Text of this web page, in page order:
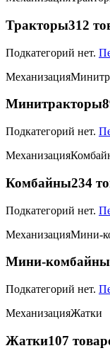
Тракторы312
Подкатегорий нет.
Механизация
Минитракторы
Подкатегорий нет.
Механизация
Комбайны234
Подкатегорий нет.
МеханизацияМини-
Мини-комбайны
Подкатегорий нет.
МеханизацияЖатки
Жатки107